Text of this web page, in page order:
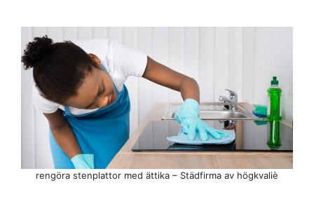
rengöra stenplattor med ättika – Städfirma av högkvaliè